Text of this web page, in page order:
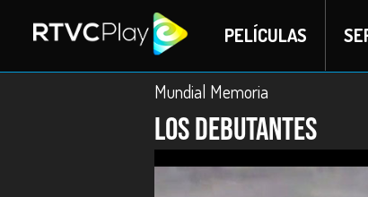
PELÍCULAS
Mundial Memoria
Los debutantes